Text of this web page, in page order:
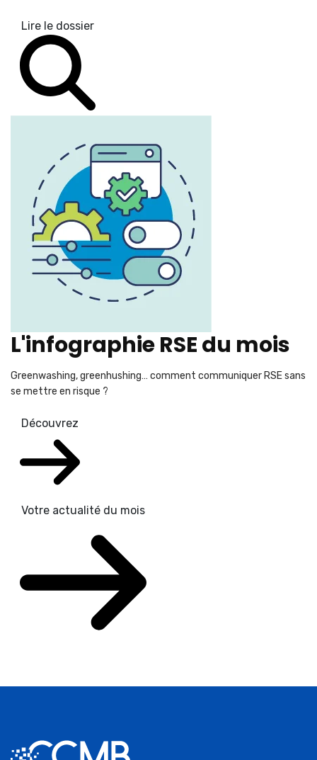
Lire le dossier
L'infographie RSE du mois
Greenwashing, greenhushing… comment communiquer RSE sans
se mettre en risque ?
Découvrez
Votre actualité du mois